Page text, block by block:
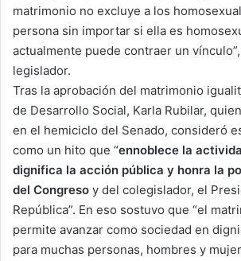
matrimonio no excluye a los
persona sin importar si ella es
actualmente puede contraer un
legislador.
Tras la aprobación del matrimonio
de Desarrollo Social, Karla Rubilar,
en el hemiciclo del Senado, consideró
como un hito que “ennoblece la
dignifica la acción pública y honra la
del Congreso y del colegislador, el
República”. En eso sostuvo que “el
permite avanzar como sociedad en
para muchas personas, hombres y